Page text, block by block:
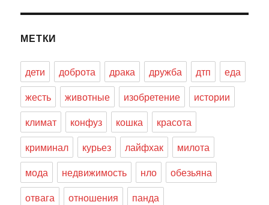
МЕТКИ
дети доброта драка дружба дтп
еда
жесть
животные изобретение
истории
климат
конфуз кошка
красота
криминал
курьез лайфхак
милота
мода
недвижимость нло
обезьяна
отвага
отношения
панда